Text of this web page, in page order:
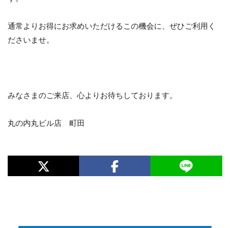
通常よりお得にお求めいただけるこの機会に、ぜひご利用く
ださいませ。
みなさまのご来店、心よりお待ちしております。
丸の内丸ビル店 町田